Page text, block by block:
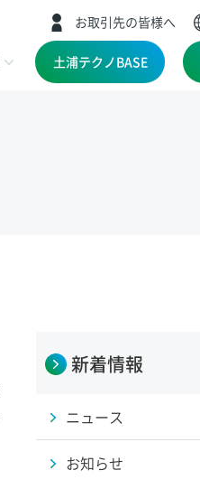
お取引先の皆様へ
土浦テクノBASE
新着情報
ニュース
お知らせ